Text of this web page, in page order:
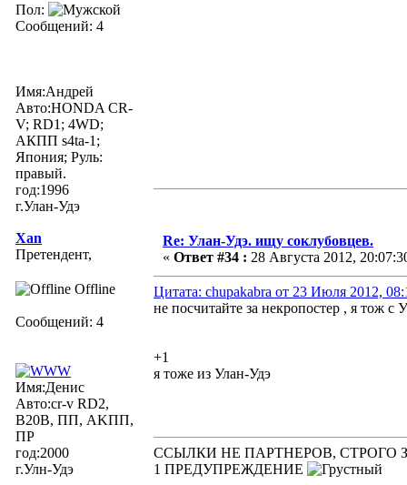
Пол:
Сообщений: 4
Имя:Андрей
Авто:HONDA CR-
V; RD1; 4WD;
АКПП s4ta-1;
Япония; Руль:
правый.
год:1996
г.Улан-Удэ
Xan
Претендент,
Offline
Сообщений: 4
Имя:Денис
Авто:cr-v RD2,
B20B, ПП, AKПП,
ПР
год:2000
г.Улн-Удэ
Re: Улан-Удэ. ищу соклубовцев.
« Ответ #34 : 28 Августа 2012,
Цитата: chupakabra от 23 Июля 2012,
не посчитайте за некропостер , я тож с
+1
я тоже из Улан-Удэ
ССЫЛКИ НЕ ПАРТНЕРОВ, СТРОГО
1 ПРЕДУПРЕЖДЕНИЕ